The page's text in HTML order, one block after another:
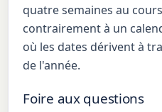
quatre semaines au
contrairement à un
où les dates dérivent à
de l'année.
Foire aux questions